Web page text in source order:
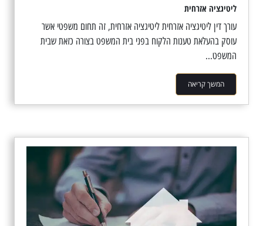
ליטיגציה אזרחית
עורך דין ליטיגציה אזרחית ליטיגציה אזרחית, זה תחום משפטי אשר
עוסק בהעלאת טענות הלקוח בפני בית המשפט בצורה כזאת שבית
המשפט...
המשך קריאה